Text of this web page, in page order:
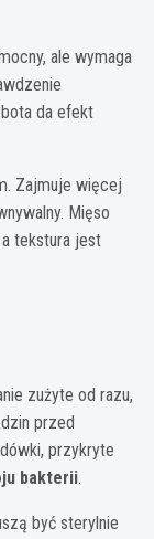
ale wymaga
da efekt
Zajmuje więcej
Mięso
tekstura jest
zużyte od razu,
przed
przykryte
bakterii.
być sterylnie